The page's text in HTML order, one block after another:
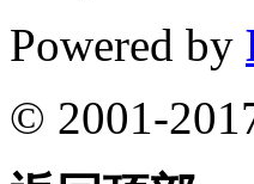
Powered by
© 2001-